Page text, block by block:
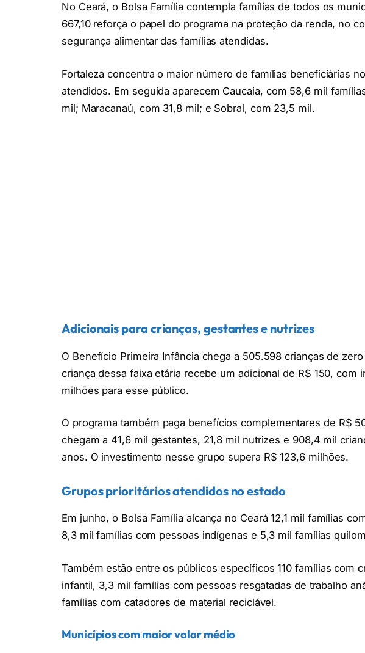
No Ceará, o Bolsa Família contempla famílias de todos os
667,10 reforça o papel do programa na proteção da renda, no
segurança alimentar das famílias atendidas.
Fortaleza concentra o maior número de famílias beneficiárias
atendidos. Em seguida aparecem Caucaia, com 58,6 mil
mil; Maracanaú, com 31,8 mil; e Sobral, com 23,5 mil.
Adicionais para crianças, gestantes e nutrizes
O Benefício Primeira Infância chega a 505.598 crianças de
criança dessa faixa etária recebe um adicional de R$ 150, com
milhões para esse público.
O programa também paga benefícios complementares de R$
chegam a 41,6 mil gestantes, 21,8 mil nutrizes e 908,4 mil
anos. O investimento nesse grupo supera R$ 123,6 milhões.
Grupos prioritários atendidos no estado
Em junho, o Bolsa Família alcança no Ceará 12,1 mil famílias
8,3 mil famílias com pessoas indígenas e 5,3 mil famílias
Também estão entre os públicos específicos 110 famílias com
infantil, 3,3 mil famílias com pessoas resgatadas de trabalho
famílias com catadores de material reciclável.
Municípios com maior valor médio